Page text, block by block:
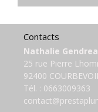
Contacts
Nathalie
25 rue Pierre
92400
Tél. : 0663009363